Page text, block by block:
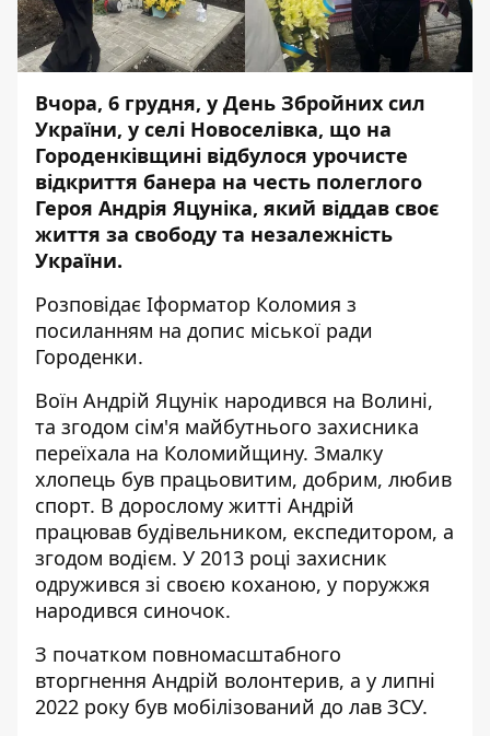
Вчора, 6 грудня, у День Збройних сил
України, у селі Новоселівка, що на
Городенківщині відбулося урочисте
відкриття банера на честь полеглого
Героя Андрія Яцуніка, який віддав своє
життя за свободу та незалежність
України.
Розповідає Іформатор Коломия з
посиланням на допис міської ради
Городенки.
Воїн Андрій Яцунік народився на Волині,
та згодом сім'я майбутнього захисника
переїхала на Коломийщину. Змалку
хлопець був працьовитим, добрим, любив
спорт. В дорослому житті Андрій
працював будівельником, експедитором, а
згодом водієм. У 2013 році захисник
одружився зі своєю коханою, у поружжя
народився синочок.
З початком повномасштабного
вторгнення Андрій волонтерив, а у липні
2022 року був мобілізований до лав ЗСУ.